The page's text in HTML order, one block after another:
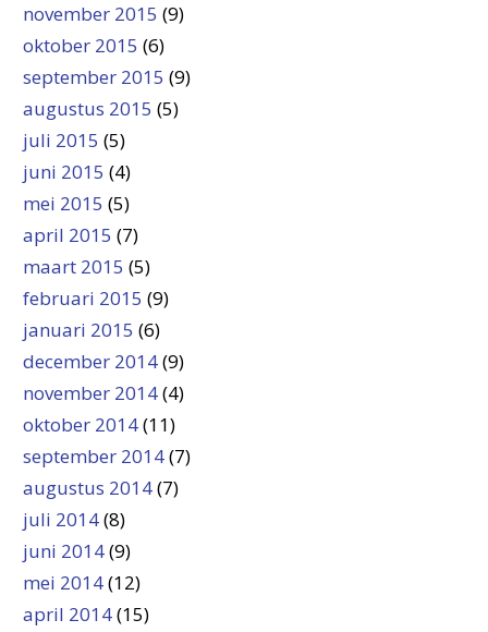
november 2015 (9)
oktober 2015 (6)
september 2015 (9)
augustus 2015 (5)
juli 2015 (5)
juni 2015 (4)
mei 2015 (5)
april 2015 (7)
maart 2015 (5)
februari 2015 (9)
januari 2015 (6)
december 2014(9)
november 2014(4)
oktober 2014(11)
september 2014(7)
augustus 2014(7)
juli 2014(8)
juni 2014(9)
mei 2014(12)
april 2014(15)